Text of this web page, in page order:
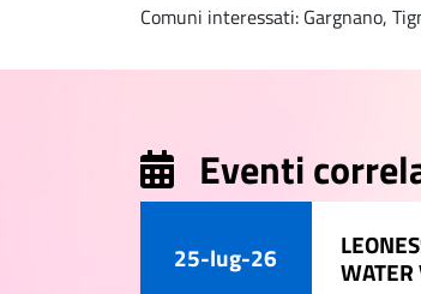
Comuni interessati: Gargnano,
Eventi
25-lug-26 WATER